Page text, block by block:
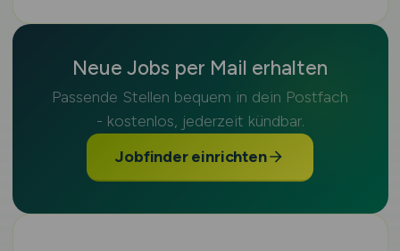
Neue Jobs per Mail erhalten
Passende Stellen bequem in dein Postfach
- kostenlos, jederzeit kündbar.
Jobfinder einrichten